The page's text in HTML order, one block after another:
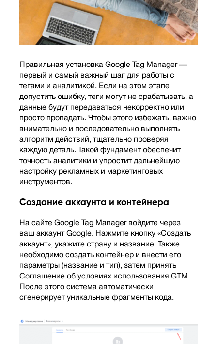
Правильная установка Google Tag Manager —
первый и самый важный шаг для работы с
тегами и аналитикой. Если на этом этапе
допустить ошибку, теги могут не срабатывать, а
данные будут передаваться некорректно или
просто пропадать. Чтобы этого избежать, важно
внимательно и последовательно выполнять
алгоритм действий, тщательно проверяя
каждую деталь. Такой фундамент обеспечит
точность аналитики и упростит дальнейшую
настройку рекламных и маркетинговых
инструментов.
Создание аккаунта и контейнера
На сайте Google Tag Manager войдите через
ваш аккаунт Google. Нажмите кнопку «Создать
аккаунт», укажите страну и название. Также
необходимо создать контейнер и внести его
параметры (название и тип), затем принять
Соглашение об условиях использования GTM.
После этого система автоматически
сгенерирует уникальные фрагменты кода.